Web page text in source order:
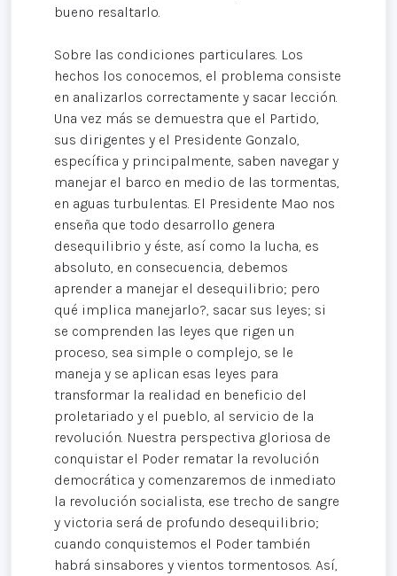
bueno resaltarlo.
Sobre las condiciones particulares. Los
hechos los conocemos, el problema consiste
en analizarlos correctamente y sacar lección.
Una vez más se demuestra que el Partido,
sus dirigentes y el Presidente Gonzalo,
específica y principalmente, saben navegar y
manejar el barco en medio de las tormentas,
en aguas turbulentas. El Presidente Mao nos
enseña que todo desarrollo genera
desequilibrio y éste, así como la lucha, es
absoluto, en consecuencia, debemos
aprender a manejar el desequilibrio; pero
qué implica manejarlo?, sacar sus leyes; si
se comprenden las leyes que rigen un
proceso, sea simple o complejo, se le
maneja y se aplican esas leyes para
transformar la realidad en beneficio del
proletariado y el pueblo, al servicio de la
revolución. Nuestra perspectiva gloriosa de
conquistar el Poder rematar la revolución
democrática y comenzaremos de inmediato
la revolución socialista, ese trecho de sangre
y victoria será de profundo desequilibrio;
cuando conquistemos el Poder también
habrá sinsabores y vientos tormentosos. Así,